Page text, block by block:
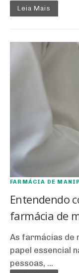
Leia Mais
FARMÁCIA DE
Entendendo
farmácia de
As farmácias de
papel essencial
pessoas, ...